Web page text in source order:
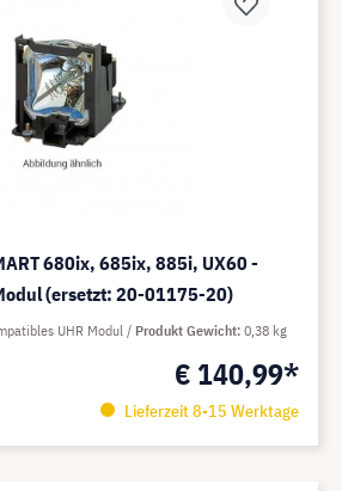
680ix, 685ix, 885i, UX60 -
(ersetzt: 20-01175-20)
€ 140,99*
Lieferzeit 8-15 Werktage
UHR Modul Produkt Gewicht 0,38 kg